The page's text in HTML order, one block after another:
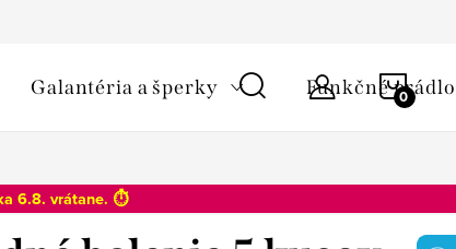
Galantéria a šperky Funkčné prádlo
6.8. vrátane. ⏱️